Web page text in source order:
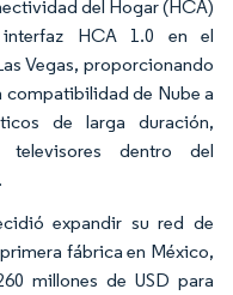
del Hogar (HCA)
HCA 1.0 en el
Vegas, proporcionando
compatibilidad de Nube a
de larga duración,
dentro del
expandir su red de
fábrica en México,
millones de USD para